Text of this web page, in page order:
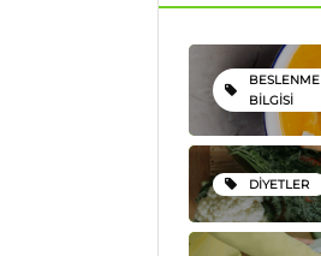
BESLENME
BILGISI
DIYETLER